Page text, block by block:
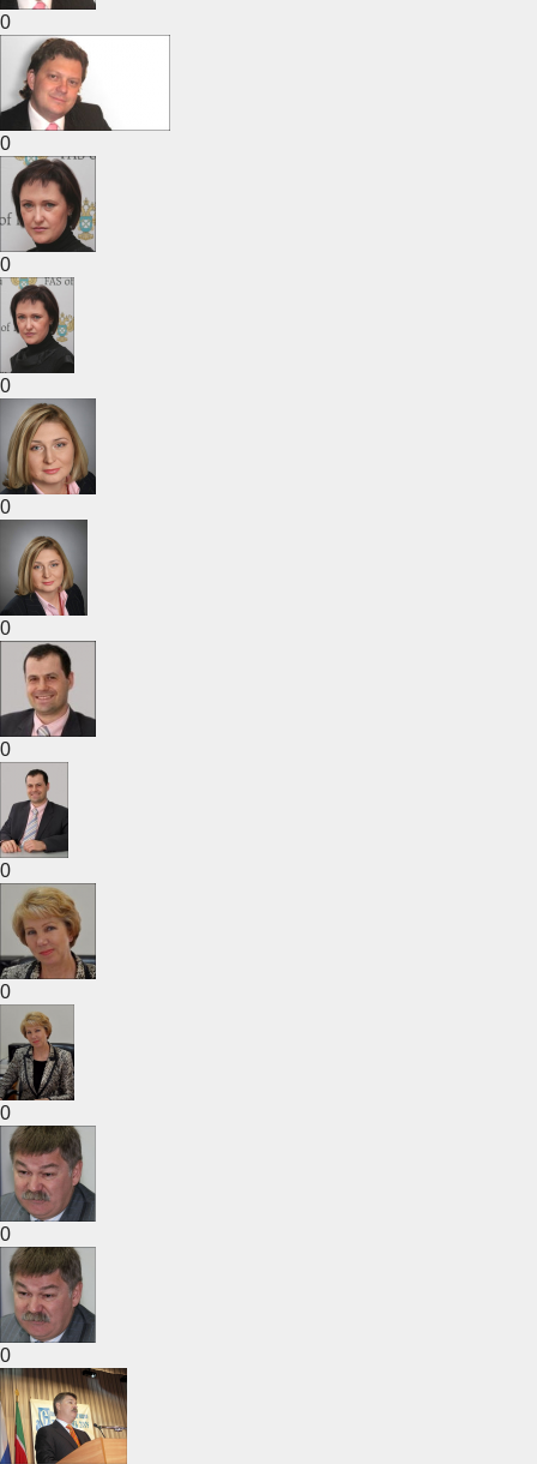
0
0
0
0
0
0
0
0
0
0
0
0